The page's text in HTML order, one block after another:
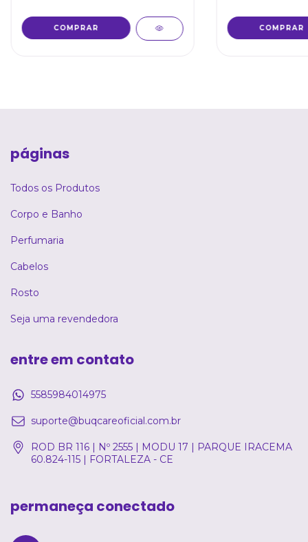
páginas
Todos os Produtos
Corpo e Banho
Perfumaria
Cabelos
Rosto
Seja uma revendedora
entre em contato
5585984014975
suporte@buqcareoficial.com.br
ROD BR 116 | Nº 2555 | MODU 17 | PARQUE IRACEMA
60.824-115 | FORTALEZA - CE
permaneça conectado